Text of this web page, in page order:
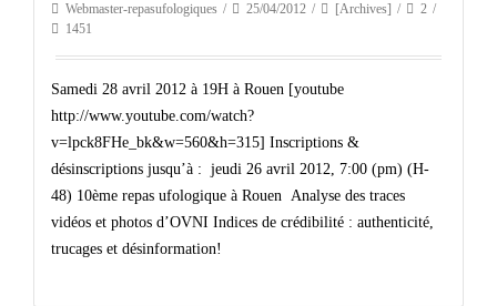
Webmaster-repasufologiques 25/04/2012 [Archives]
2
1451
Samedi 28 avril 2012 à 19H à Rouen [youtube
http://www.youtube.com/watch?
v=lpck8FHe_bk&w=560&h=315] Inscriptions &
désinscriptions jusqu’à : jeudi 26 avril 2012, 7:00 (pm) (H-
48) 10ème repas ufologique à Rouen Analyse des traces
vidéos et photos d’OVNI Indices de crédibilité : authenticité,
trucages et désinformation!